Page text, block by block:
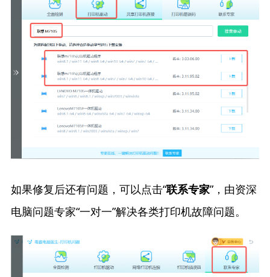
如果修复后还有问题，可以点击“联系专家”，由资深
电脑问题专家“一对一”解决各类打印机故障问题。